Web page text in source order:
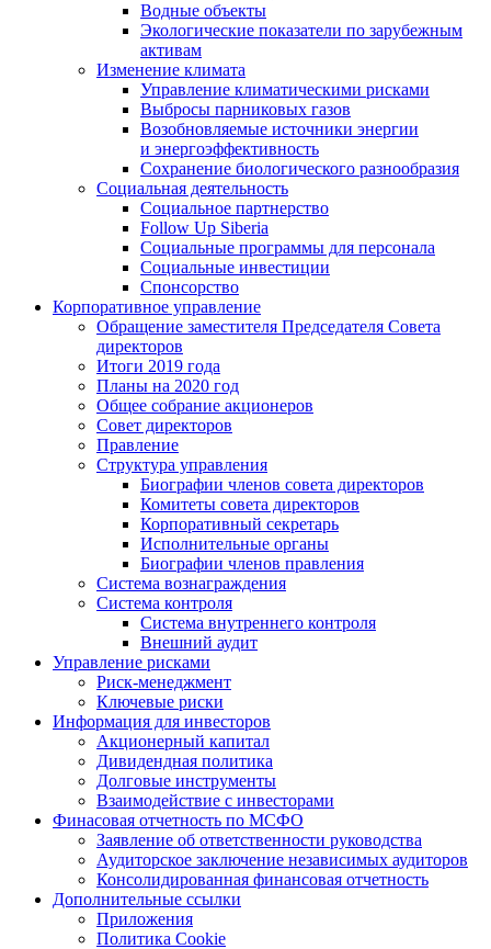
Водные объекты
Экологические показатели по зарубежным
активам
Изменение климата
Управление климатическими рисками
Выбросы парниковых газов
Возобновляемые источники энергии
и энергоэффективность
Сохранение биологического разнообразия
Социальная деятельность
Социальное партнерство
Follow Up Siberia
Социальные программы для персонала
Социальные инвестиции
Спонсорство
Корпоративное управление
Обращение заместителя Председателя Совета
директоров
Итоги 2019 года
Планы на 2020 год
Общее собрание акционеров
Совет директоров
Правление
Структура управления
Биографии членов совета директоров
Комитеты совета директоров
Корпоративный секретарь
Исполнительные органы
Биографии членов правления
Система вознаграждения
Система контроля
Система внутреннего контроля
Внешний аудит
Управление рисками
Риск-менеджмент
Ключевые риски
Информация для инвесторов
Акционерный капитал
Дивидендная политика
Долговые инструменты
Взаимодействие с инвеcторами
Финасовая отчетность по МСФО
Заявление об ответственности руководства
Аудиторское заключение независимых аудиторов
Консолидированная финансовая отчетность
Дополнительные ссылки
Приложения
Политика Cookie